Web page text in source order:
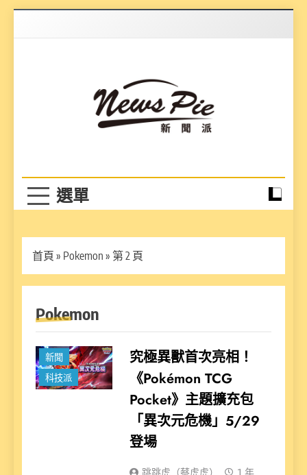
首頁 » Pokemon » 第 2 頁
Pokemon
新聞
科技派
究極異獸首次亮相！
《Pokémon TCG
Pocket》主題擴充包
「異次元危機」5/29
登場
跳跳虎（蔡虎虎）
1 年